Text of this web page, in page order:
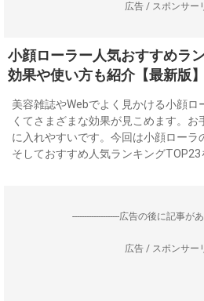
広告 / スポンサー
小顔ローラー人気おすすめラ
効果や使い方も紹介【最新版】
美容雑誌やWebでよく見かける小顔
くてさまざまな効果が見こめます。
に入れやすいです。今回は小顔ローラ
そしておすすめ人気ランキングTOP23
--------------------広告の後に記事があ
広告 / スポンサー